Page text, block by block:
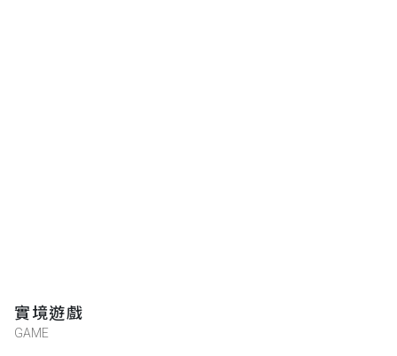
實境遊戲
GAME